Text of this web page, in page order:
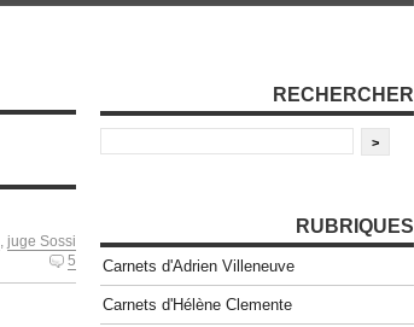
, juge Sossi
5
RECHERCHER
RUBRIQUES
Carnets d'Adrien Villeneuve
Carnets d'Hélène Clemente